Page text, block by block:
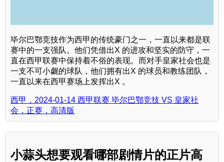
毕尔巴鄂竞技作为西甲的传统豪门之一，一直以来都是联
赛中的一支强队。他们凭借出X 的进攻和坚实的防守，一
直在西甲联赛中保持着不俗的表现。而对手皇家社会也是
一支不可小觑的球队，他们拥有出X 的球员和教练团队，
一直以来在西甲赛场上发挥出X 。
西甲，2024-01-14 西甲联赛 毕尔巴鄂竞技 VS 皇家社
会，正赛，高清版
小蒜头想要观看哪部剧情片的正片高